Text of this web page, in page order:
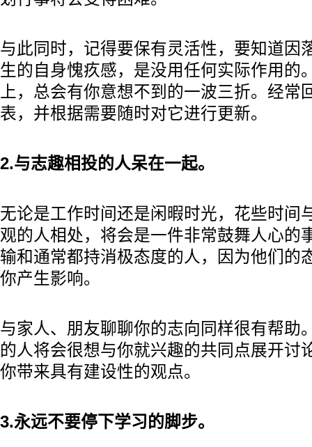
与此同时，记得要保有灵活性，要知道因
生的自身愧疚感，是没用任何实际作用的
上，总会有你意想不到的一波三折。经常
表，并根据需要随时对它进行更新。
2.与志趣相投的人呆在一起。
无论是工作时间还是闲暇时光，花些时间
观的人相处，将会是一件非常鼓舞人心的
输和通常都持消极态度的人，因为他们的
你产生影响。
与家人、朋友聊聊你的志向同样很有帮助
的人将会很想与你就兴趣的共同点展开讨
你带来具有建设性的观点。
3.永远不要停下学习的脚步。